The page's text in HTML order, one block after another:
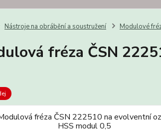
Nástroje na obrábění a soustružení Modulové
fréza ČSN